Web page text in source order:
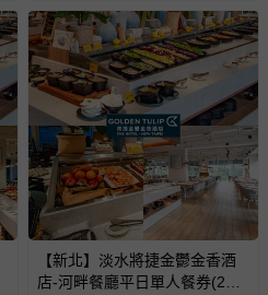
【新北】淡水將捷金鬱金香酒
店-河畔餐廳平日單人餐券(2張